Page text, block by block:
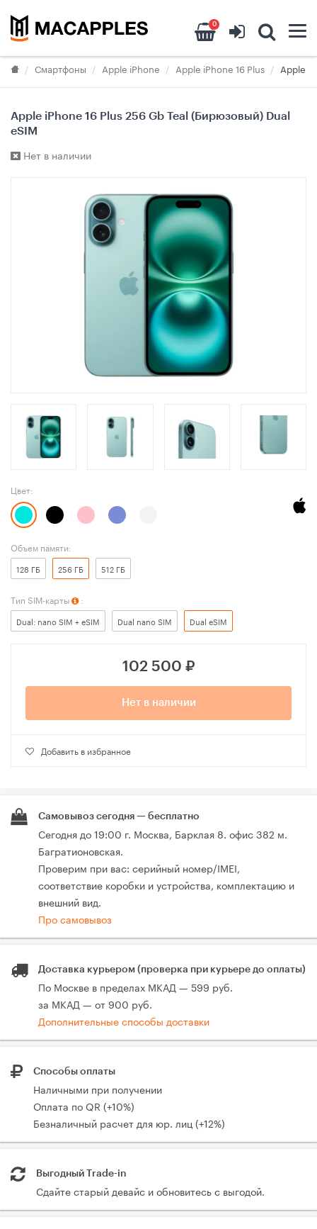
0
Смартфоны Apple iPhone Apple iPhone 16 Plus Apple
Apple iPhone 16 Plus 256 Gb Teal (Бирюзовый) Dual
eSIM
Нет в наличии
Цвет:
Объем памяти:
128 ГБ 256 ГБ 512 ГБ
Тип SIM-карты :
Dual: nano SIM + eSIM Dual nano SIM Dual eSIM
102 500 ₽
Нет в наличии
Добавить в избранное
Самовывоз сегодня — бесплатно
Сегодня до 19:00 г. Москва, Барклая 8. офис 382 м.
Багратионовская.
Проверим при вас: серийный номер/IMEI,
соответствие коробки и устройства, комплектацию и
внешний вид.
Про самовывоз
Доставка курьером (проверка при курьере до оплаты)
По Москве в пределах МКАД — 599 руб.
за МКАД — от 900 руб.
Дополнительные способы доставки
Способы оплаты
Наличными при получении
Оплата по QR (+10%)
Безналичный расчет для юр. лиц (+12%)
Выгодный Trade-in
Сдайте старый девайс и обновитесь с выгодой.